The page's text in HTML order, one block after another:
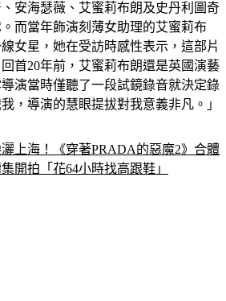
將在29日全台上映。在導演大衛法蘭
安海瑟薇、艾蜜莉布朗及史丹利圖奇
而當年飾演刻薄女助理的艾蜜莉布
女星，她在受訪時感性表示，這部片
首20年前，艾蜜莉布朗還是英國演藝
演當時僅聽了一段試鏡錄音就決定錄
上海！《穿著PRADA的惡魔2》合體